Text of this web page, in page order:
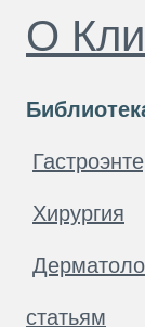
О
Хирургия
статьям